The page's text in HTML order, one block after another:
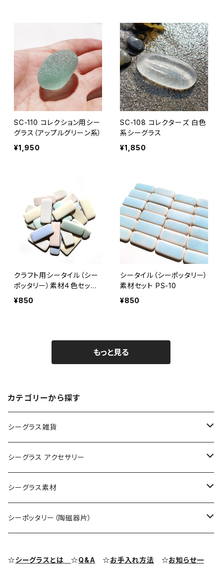
SC-110 コレクション用シー
グラス（アップルグリーン系）
¥1,950
SC-108 コレクターズ 白色
系シーグラス
¥1,850
クラフト用シータイル（シー
ポッタリー）素材４色セット
PS-11
¥850
シータイル（シーポッタリー）
素材セット PS-10
¥850
もっと見る
カテゴリーから探す
シーグラス雑貨
コレクション用シーグラス
シーグラス オブジェ・置物
シーグラス アクセサリー
シーグラス ネックレス
シーグラス ペンダントヘッド（トップ）
シーグラス素材
アクセサリー用シーグラス
シーポッタリー（陶磁器片）
☆シーグラスとは☆Q&A ☆お手入れ方法 ☆お知らせ一